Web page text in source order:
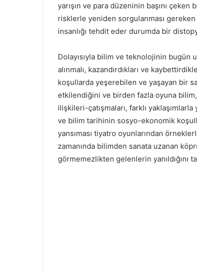
yarışın ve para düzeninin başını
risklerle yeniden sorgulanması
insanlığı tehdit eder durumda bir
Dolayısıyla bilim ve teknolojinin bugün
alınmalı, kazandırdıkları ve
koşullarda yeşerebilen ve yaşayan bir
etkilendiğini ve birden fazla oyuna
ilişkileri-çatışmaları, farklı
ve bilim tarihinin sosyo-ekonomik
yansıması tiyatro oyunlarından
zamanında bilimden sanata uzanan
görmemezlikten gelenlerin